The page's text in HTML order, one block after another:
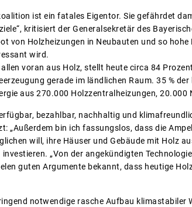
ist ein fatales Eigentor. Sie gefährdet
kritisiert der Generalsekretär des
von Holzheizungen in Neubauten und so
wird.
voran aus Holz, stellt heute circa 84
gerade im ländlichen Raum. 35 %
aus 270.000 Holzzentralheizungen, 20.000
bezahlbar, nachhaltig und
„Außerdem bin ich fassungslos, dass die
will, ihre Häuser und Gebäude mit Holz
investieren. „Von der angekündigten
guten Argumente bekannt, dass heutige
notwendige rasche Aufbau klimastabiler